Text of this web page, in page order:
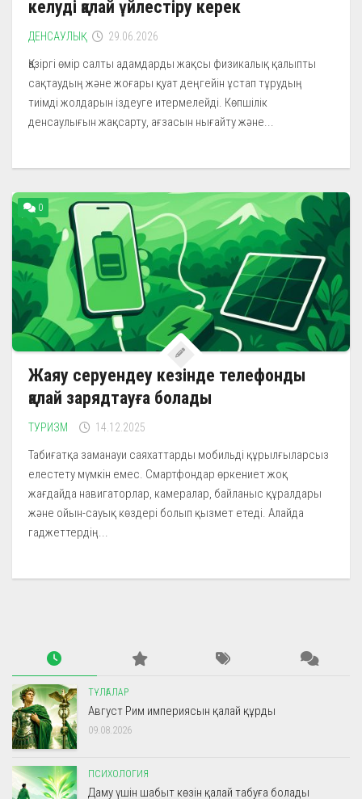
келуді қалай үйлестіру керек
ДЕНСАУЛЫҚ 29.06.2026
Қазіргі өмір салты адамдарды жақсы физикалық қалыпты
сақтаудың және жоғары қуат деңгейін ұстап тұрудың
тиімді жолдарын іздеуге итермелейді. Көпшілік
денсаулығын жақсарту, ағзасын нығайту және...
0
Жаяу серуендеу кезінде телефонды
қалай зарядтауға болады
ТУРИЗМ 14.12.2025
Табиғатқа заманауи саяхаттарды мобильді құрылғыларсыз
елестету мүмкін емес. Смартфондар өркениет жоқ
жағдайда навигаторлар, камералар, байланыс құралдары
және ойын-сауық көздері болып қызмет етеді. Алайда
гаджеттердің...
ТҰЛҒАЛАР
Август Рим империясын қалай құрды
09.08.2026
ПСИХОЛОГИЯ
Даму үшін шабыт көзін қалай табуға болады